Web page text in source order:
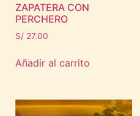
ZAPATERA CON
PERCHERO
S/ 27.00
Añadir al carrito